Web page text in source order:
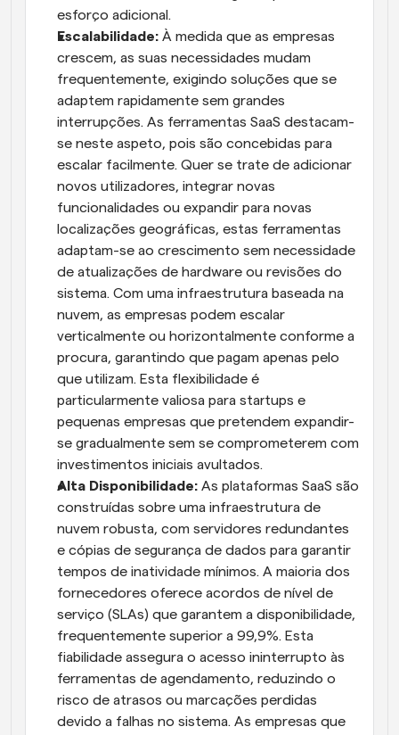
esforço adicional.
Escalabilidade: À medida que as empresas
crescem, as suas necessidades mudam
frequentemente, exigindo soluções que se
adaptem rapidamente sem grandes
interrupções. As ferramentas SaaS destacam-
se neste aspeto, pois são concebidas para
escalar facilmente. Quer se trate de adicionar
novos utilizadores, integrar novas
funcionalidades ou expandir para novas
localizações geográficas, estas ferramentas
adaptam-se ao crescimento sem necessidade
de atualizações de hardware ou revisões do
sistema. Com uma infraestrutura baseada na
nuvem, as empresas podem escalar
verticalmente ou horizontalmente conforme a
procura, garantindo que pagam apenas pelo
que utilizam. Esta flexibilidade é
particularmente valiosa para startups e
pequenas empresas que pretendem expandir-
se gradualmente sem se comprometerem com
investimentos iniciais avultados.
Alta Disponibilidade: As plataformas SaaS são
construídas sobre uma infraestrutura de
nuvem robusta, com servidores redundantes
e cópias de segurança de dados para garantir
tempos de inatividade mínimos. A maioria dos
fornecedores oferece acordos de nível de
serviço (SLAs) que garantem a disponibilidade,
frequentemente superior a 99,9%. Esta
fiabilidade assegura o acesso ininterrupto às
ferramentas de agendamento, reduzindo o
risco de atrasos ou marcações perdidas
devido a falhas no sistema. As empresas que